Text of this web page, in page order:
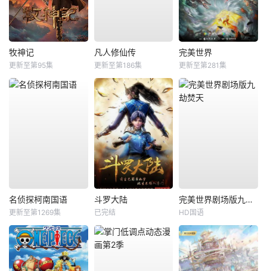
牧神记
更新至第95集
凡人修仙传
更新至第186集
完美世界
更新至第281集
名侦探柯南国语
更新至第1269集
斗罗大陆
已完结
完美世界剧场版九劫焚天
HD国语